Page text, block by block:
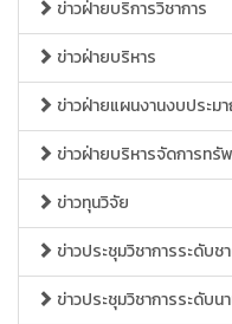
ข่าวฝ่ายบริการวิชาการ
ข่าวฝ่ายบริหาร
ข่าวฝ่ายแผนงานงบประ
ข่าวฝ่ายบริหารจัดการท
ข่าวทุนวิจัย
ข่าวประชุมวิชาการระดับช
ข่าวประชุมวิชาการระดับน